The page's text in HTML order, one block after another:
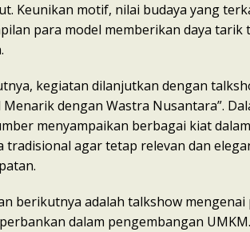
Keunikan motif, nilai budaya yang
para model memberikan daya tarik
kegiatan dilanjutkan dengan
Menarik dengan Wastra Nusantara”.
menyampaikan berbagai kiat
tradisional agar tetap relevan dan
berikutnya adalah talkshow
dalam pengembangan